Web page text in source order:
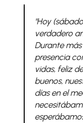
"Hoy
verdadero
Durante
presencia
vidas, feliz
buenos,
días en el